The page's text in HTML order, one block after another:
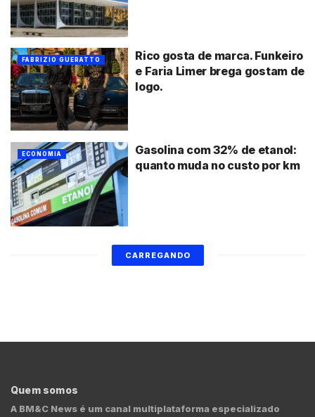
FABRIZIO GUERATTO
Rico gosta de marca. Funkeiro
e Faria Limer brega gostam de
logo.
ECONOMIA
Gasolina com 32% de etanol:
quanto muda no custo por km
CARREGANDO
Quem somos
A BM&C News é um canal multiplataforma especializado